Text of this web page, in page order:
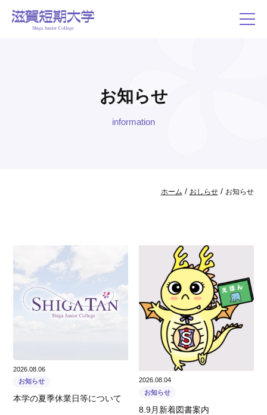
お知らせ
information
ホーム / おしらせ/ お知らせ
2026.08.06
お知らせ
本学の夏季休業日等について
2026.08.04
お知らせ
8.9月新着図書案内